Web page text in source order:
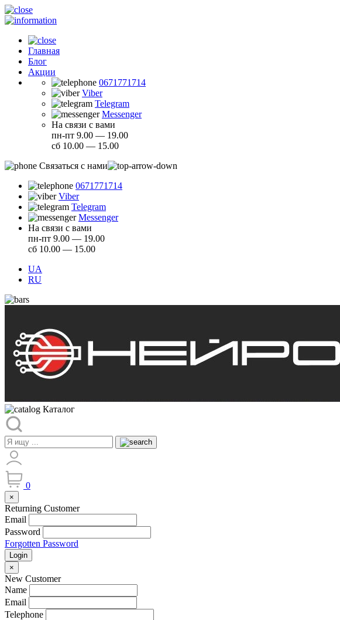
Главная
Блог
Акции
0671771714
Viber
Telegram
Messenger
На связи с вами
пн-пт 9.00 — 19.00
сб 10.00 — 15.00
Связаться с нами
0671771714
Viber
Telegram
Messenger
На связи с вами
пн-пт 9.00 — 19.00
сб 10.00 — 15.00
UA
RU
Каталог
0
×
Returning Customer
Email
Password
Forgotten Password
Login
×
New Customer
Name
Email
Telephone